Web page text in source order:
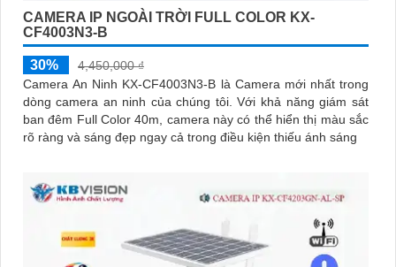
CAMERA IP NGOÀI TRỜI FULL COLOR KX-
CF4003N3-B
30%
4,450,000 ₫
Camera An Ninh KX-CF4003N3-B là Camera mới nhất trong
dòng camera an ninh của chúng tôi. Với khả năng giám sát
ban đêm Full Color 40m, camera này có thể hiển thị màu sắc
rõ ràng và sáng đẹp ngay cả trong điều kiện thiếu ánh sáng